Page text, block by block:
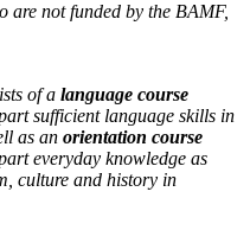
are not funded by the BAMF,
of a language course
sufficient language skills in
as an orientation course
everyday knowledge as
culture and history in